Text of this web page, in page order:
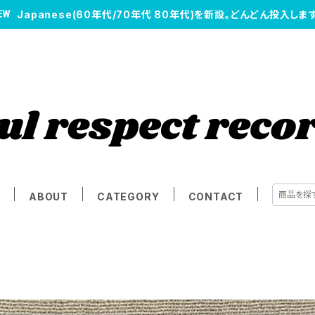
Japanese(60年代/70年代 80年代)を新設。どんどん投入します
ABOUT CATEGORY CONTACT